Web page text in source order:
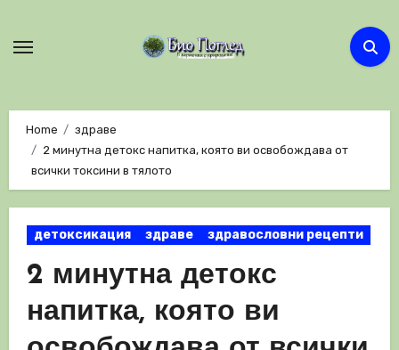
Home
здраве
2 минутна детокс напитка, която ви освобождава от
всички токсини в тялото
детоксикация здраве здравословни рецепти
2 минутна детокс
напитка, която ви